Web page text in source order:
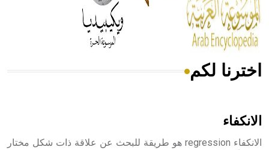
من مادة كربونات الكلسيوم، وهو أحمر أو شديد الحمرة وهو
أجود أنواعه، ويمتاز بكبر الحجم ويسمى الش
هل تعلم أن الأبسيد كلمة فرنسية اللفظ تم اعتمادها مصطلحاً
اخترنا لكم
الانكفاء
الانكفاء regression هو طريقة للبحث عن علاقة ذات شكل مختار